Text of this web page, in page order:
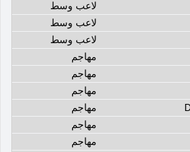
لاعب وسط
لاعب وسط
لاعب وسط
مهاجم
مهاجم
مهاجم
مهاجم
مهاجم
مهاجم